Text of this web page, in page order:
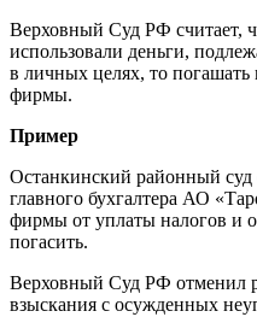
Верховный Суд РФ считает,
использовали деньги,
в личных целях, то
фирмы.
Пример
Останкинский районный суд
главного бухгалтера АО
фирмы от уплаты налогов и
погасить.
Верховный Суд РФ отменил
взыскания с осужденных